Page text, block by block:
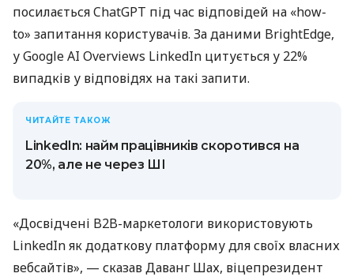
посилається ChatGPT під час відповідей на «how-
to» запитання користувачів. За даними BrightEdge,
у Google AI Overviews LinkedIn цитується у 22%
випадків у відповідях на такі запити.
ЧИТАЙТЕ ТАКОЖ
LinkedIn: найм працівників скоротився на
20%, але не через ШІ
«Досвідчені B2B-маркетологи використовують
LinkedIn як додаткову платформу для своїх власних
вебсайтів», — сказав Даванг Шах, віцепрезидент